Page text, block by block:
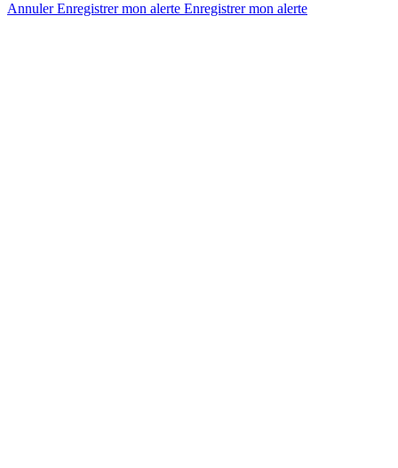
AnnulerEnregistrer mon alerte Enregistrermon alerte